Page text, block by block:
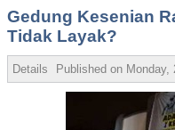
Gedung Kesenian
Tidak Layak?
Details Published on Monday,